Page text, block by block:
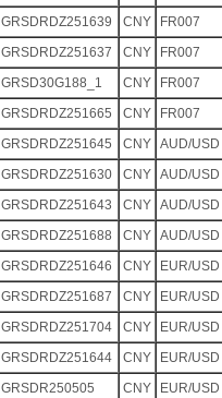
GRSDRDZ251639 CNY FR007
GRSDRDZ251637 CNY FR007
GRSD30G188_1 CNY FR007
GRSDRDZ251665 CNY FR007
GRSDRDZ251645 CNY AUD/USD
GRSDRDZ251630 CNY AUD/USD
GRSDRDZ251643 CNY AUD/USD
GRSDRDZ251688 CNY AUD/USD
GRSDRDZ251646 CNY EUR/USD
GRSDRDZ251687 CNY EUR/USD
GRSDRDZ251704 CNY EUR/USD
GRSDRDZ251644 CNY EUR/USD
GRSDR250505 CNY EUR/USD